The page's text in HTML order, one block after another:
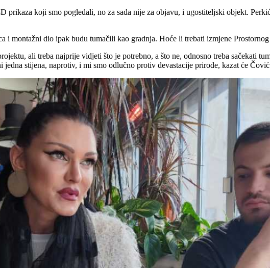
prikaza koji smo pogledali, no za sada nije za objavu, i ugostiteljski objekt.
i montažni dio ipak budu tumačili kao gradnja. Hoće li trebati izmjene
ali treba najprije vidjeti što je potrebno, a što ne, odnosno treba sačekati
jedna stijena, naprotiv, i mi smo odlučno protiv devastacije prirode, kazat će